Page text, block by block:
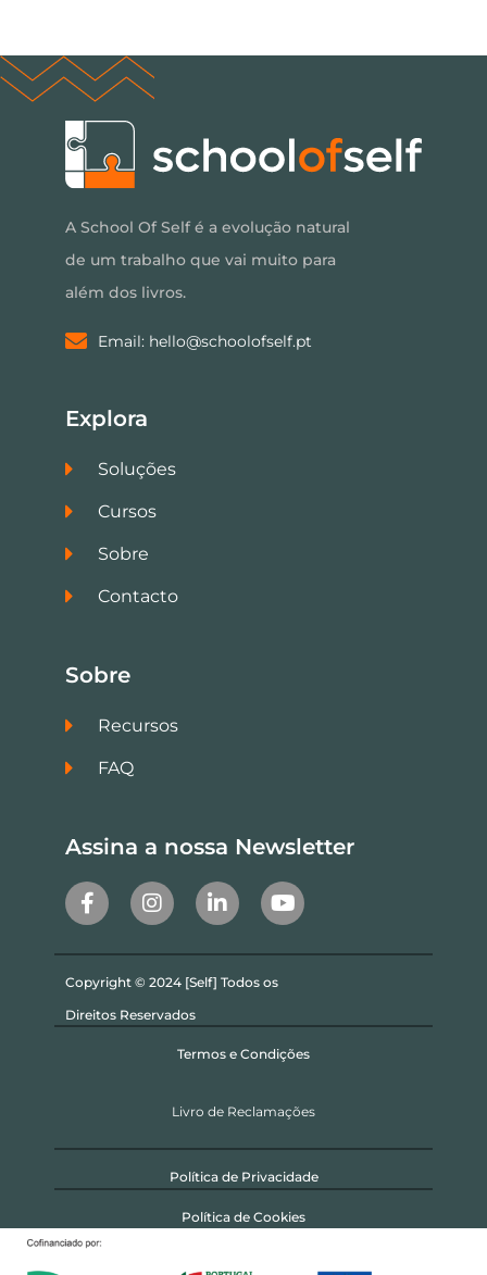
A School Of Self é a evolução natural
de um trabalho que vai muito para
além dos livros.
Email: hello@schoolofself.pt
Explora
Soluções
Cursos
Sobre
Contacto
Sobre
Recursos
FAQ
Assina a nossa Newsletter
Copyright © 2024 [Self] Todos os
Direitos Reservados
Termos e Condições
Livro de Reclamações
Política de Privacidade
Política de Cookies